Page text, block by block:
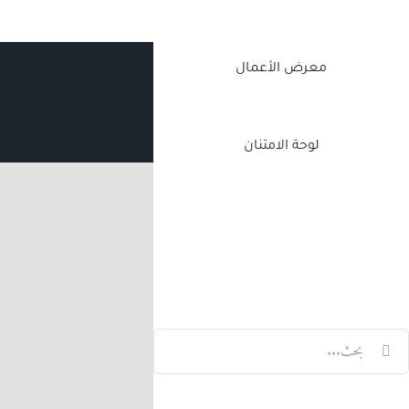
معرض الأعمال
لوحة الامتنان
البحث
عن: